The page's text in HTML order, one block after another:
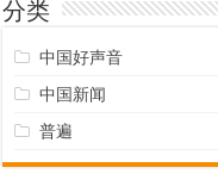
分类
中国好声音
中国新闻
普遍